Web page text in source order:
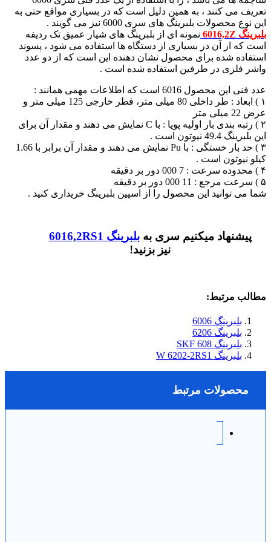
تعریف می کنند ، به همین دلیل است که در بسیاری مواقع حتی به
این نوع محصولات بلبرینگ های سری 6000 نیز می گویند .
بلبرینگ 6016,2Z
نمونه ای از بلبرینگ های شیار عمیق تک ردیفه
است که از آن در بسیاری از دستگاه ها استفاده می شود ، پسوند
استفاده شده برای محصول نشان دهنده این است که از دو عدد
واشر فلزی در طرفین استفاده شده است .
عدد فنی این محصول 6016 است که اطلاعات مهمی همانند :
۱ ) ابعاد : طر داخلی 80 میلی متر، قطر خارجی 125 میلی متر و
عرض 22 میلی متر
۲ )‌ رتبه بندی بار اولیه پویا : با C نمایش می دهند و مقدار آن برای
این بلبرینگ 49.4 نیوتون است .
۳ ) حد بار خستگی : با Pu نمایش می دهند و مقدار آن برابر با 1.66
کیلو نیوتون است .
۴ )‌ محدوده سرعت : 7 000 دور بر دقیقه
۵ ) سرعت مرجع : 11 000 دور بر دقیقه
شما می توانید این محصول را از اسپین بلبرینگ خریداری کنید .
پیشنهاد میکنیم سری بهبلبرینگ 6016,2RS1
نیز بزنید!
مطالب مرتبط:
بلبرینگ 6006
بلبرینگ 6206
بلبرینگ 608 SKF
بلبرینگ W 6202-2RS1
محصولات مرتبط